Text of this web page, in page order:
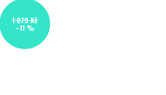
1 079 Kč
–11 %